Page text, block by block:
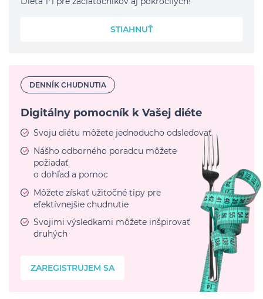
STIAHNUŤ
DENNÍK CHUDNUTIA
Digitálny pomocník k Vašej diéte
Svoju diétu môžete jednoducho odsledovať
Nášho odborného poradcu môžete
požiadať
o dohľad a pomoc
Môžete získať užitočné tipy pre
efektívnejšie chudnutie
Svojimi výsledkami môžete inšpirovať
druhých
ZAREGISTRUJEM SA